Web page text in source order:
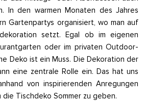
In den warmen Monaten des Jahres
Gartenpartys organisiert, wo man auf
setzt. Egal ob im eigenen
oder im privaten Outdoor-
Deko ist ein Muss. Die Dekoration der
eine zentrale Rolle ein. Das hat uns
von inspirierenden Anregungen
Tischdeko Sommer zu geben.